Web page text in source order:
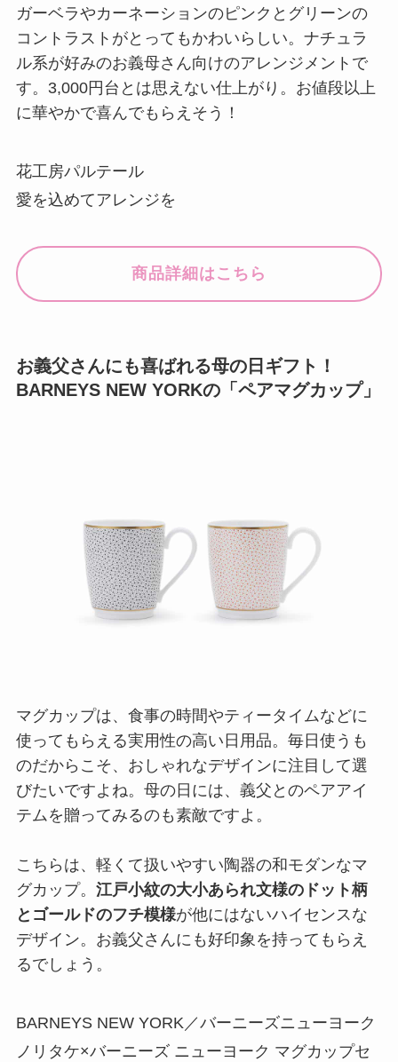
ガーベラやカーネーションのピンクとグリーンの
コントラストがとってもかわいらしい。ナチュラ
ル系が好みのお義母さん向けのアレンジメントで
す。3,000円台とは思えない仕上がり。お値段以上
に華やかで喜んでもらえそう！
花工房パルテール
愛を込めてアレンジを
商品詳細はこちら
お義父さんにも喜ばれる母の日ギフト！
BARNEYS NEW YORKの「ペアマグカップ」
マグカップは、食事の時間やティータイムなどに
使ってもらえる実用性の高い日用品。毎日使うも
のだからこそ、おしゃれなデザインに注目して選
びたいですよね。母の日には、義父とのペアアイ
テムを贈ってみるのも素敵ですよ。
こちらは、軽くて扱いやすい陶器の和モダンなマ
グカップ。 江戸小紋の大小あられ文様のドット柄
とゴールドのフチ模様が他にはないハイセンスな
デザイン。お義父さんにも好印象を持ってもらえ
るでしょう。
BARNEYS NEW YORK／バーニーズニューヨーク
ノリタケ×バーニーズ ニューヨーク マグカップセ